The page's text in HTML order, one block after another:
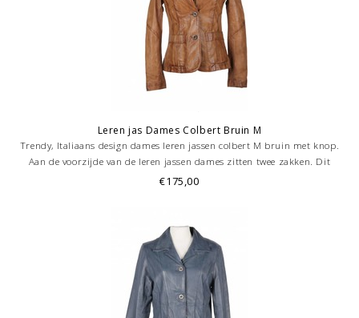
Leren jas Dames Colbert Bruin M
Trendy, Italiaans design dames leren jassen colbert M bruin met knop.
Aan de voorzijde van de leren jassen dames zitten twee zakken. Dit
leren jasje dames is mooi afgewerkt binnenvoering met 1 binnenzak.
€175,00